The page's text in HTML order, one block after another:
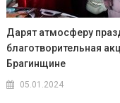
Дарят атмосферу
благотворительная
Брагинщине
05.01.2024